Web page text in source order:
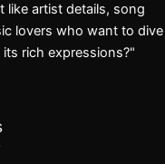
like artist details, song
lovers who want to dive
rich expressions?"